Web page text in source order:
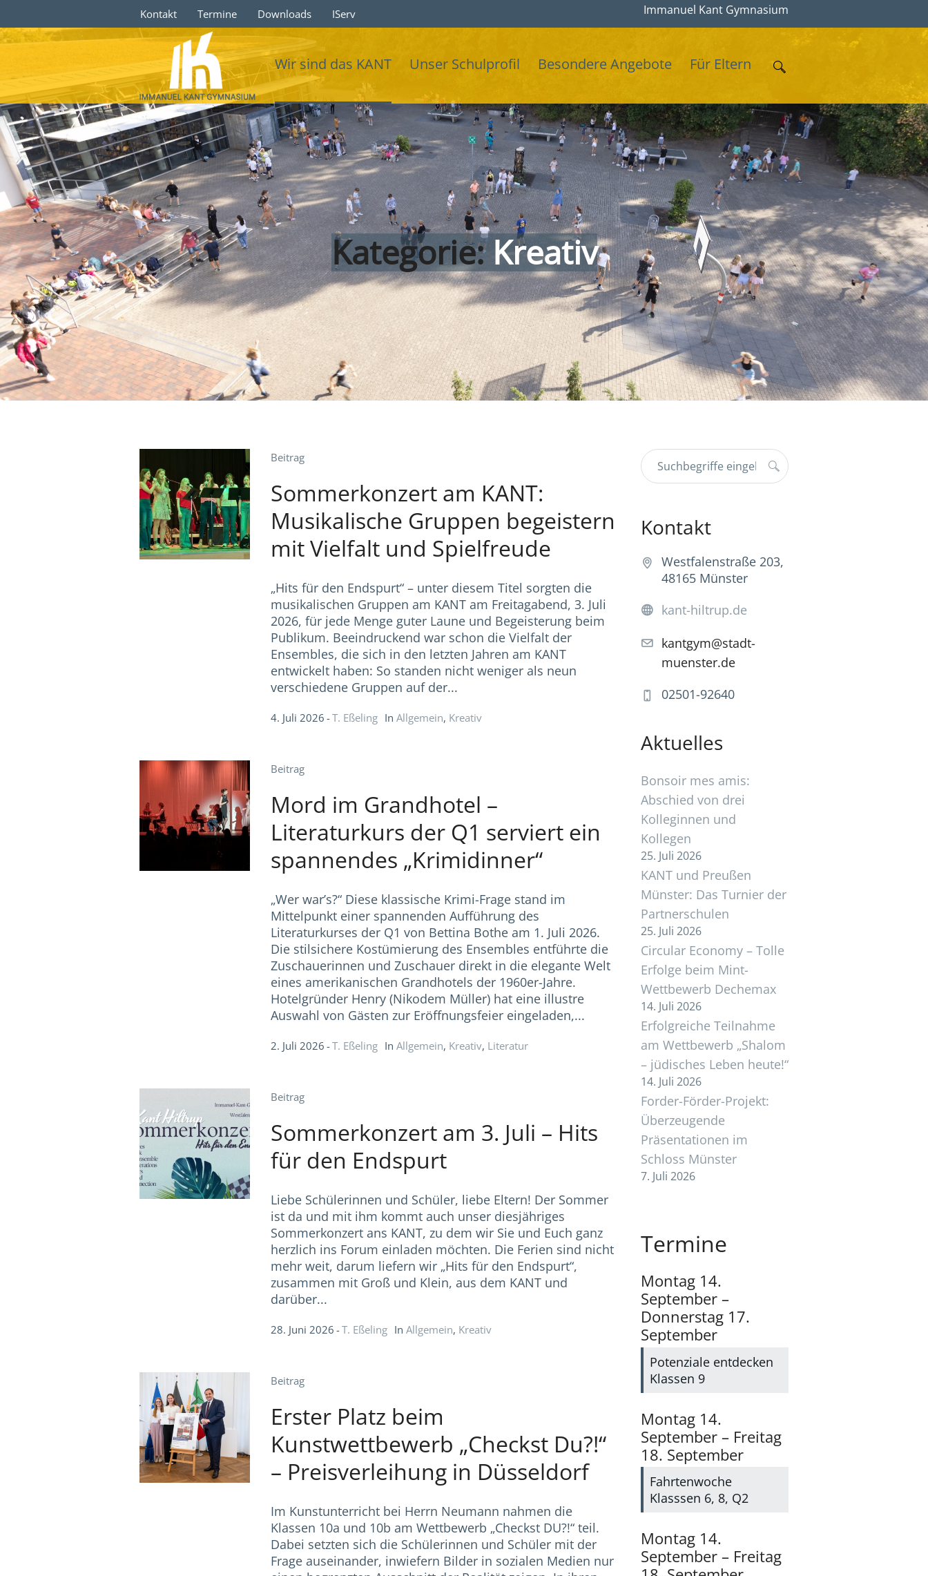
Immanuel Kant Gymnasium
Kontakt Termine Downloads IServ
Wir sind das KANT Unser Schulprofil Besondere Angebote Für Eltern
Kategorie:Kreativ
Beitrag
Sommerkonzert am KANT:
Musikalische Gruppen begeistern
mit Vielfalt und Spielfreude
„Hits für den Endspurt“ – unter diesem Titel sorgten die
musikalischen Gruppen am KANT am Freitagabend, 3. Juli
2026, für jede Menge guter Laune und Begeisterung beim
Publikum. Beeindruckend war schon die Vielfalt der
Ensembles, die sich in den letzten Jahren am KANT
entwickelt haben: So standen nicht weniger als neun
verschiedene Gruppen auf der...
4. Juli 2026 T. Eßeling In Allgemein, Kreativ
Beitrag
Mord im Grandhotel –
Literaturkurs der Q1 serviert ein
spannendes „Krimidinner“
„Wer war’s?“ Diese klassische Krimi-Frage stand im
Mittelpunkt einer spannenden Aufführung des
Literaturkurses der Q1 von Bettina Bothe am 1. Juli 2026.
Die stilsichere Kostümierung des Ensembles entführte die
Zuschauerinnen und Zuschauer direkt in die elegante Welt
eines amerikanischen Grandhotels der 1960er-Jahre.
Hotelgründer Henry (Nikodem Müller) hat eine illustre
Auswahl von Gästen zur Eröffnungsfeier eingeladen,...
2. Juli 2026 T. Eßeling In Allgemein, Kreativ, Literatur
Beitrag
Sommerkonzert am 3. Juli – Hits
für den Endspurt
Liebe Schülerinnen und Schüler, liebe Eltern! Der Sommer
ist da und mit ihm kommt auch unser diesjähriges
Sommerkonzert ans KANT, zu dem wir Sie und Euch ganz
herzlich ins Forum einladen möchten. Die Ferien sind nicht
mehr weit, darum liefern wir „Hits für den Endspurt“,
zusammen mit Groß und Klein, aus dem KANT und
darüber...
28. Juni 2026 T. Eßeling In Allgemein, Kreativ
Beitrag
Erster Platz beim
Kunstwettbewerb „Checkst Du?!“
– Preisverleihung in Düsseldorf
Im Kunstunterricht bei Herrn Neumann nahmen die
Klassen 10a und 10b am Wettbewerb „Checkst DU?!“ teil.
Dabei setzten sich die Schülerinnen und Schüler mit der
Frage auseinander, inwiefern Bilder in sozialen Medien nur
Kontakt
Westfalenstraße 203,
48165 Münster
kant-hiltrup.de
kantgym@stadt-
muenster.de
02501-92640
Aktuelles
Bonsoir mes amis:
Abschied von drei
Kolleginnen und
Kollegen
25. Juli 2026
KANT und Preußen
Münster: Das Turnier der
Partnerschulen
25. Juli 2026
Circular Economy – Tolle
Erfolge beim Mint-
Wettbewerb Dechemax
14. Juli 2026
Erfolgreiche Teilnahme
am Wettbewerb „Shalom
– jüdisches Leben heute!“
14. Juli 2026
Forder-Förder-Projekt:
Überzeugende
Präsentationen im
Schloss Münster
7. Juli 2026
Termine
Montag 14.
September–
Donnerstag 17.
September
Potenziale entdecken
Klassen 9
Montag 14.
September– Freitag
18. September
Fahrtenwoche
Klasssen 6, 8, Q2
Montag 14.
September– Freitag